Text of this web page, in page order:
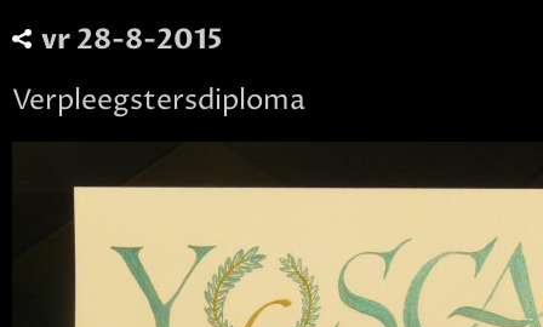
vr 28-8-2015
Verpleegstersdiploma